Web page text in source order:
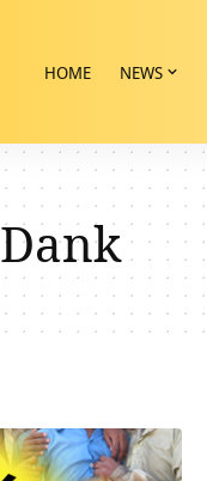
HOME NEWS
Dank